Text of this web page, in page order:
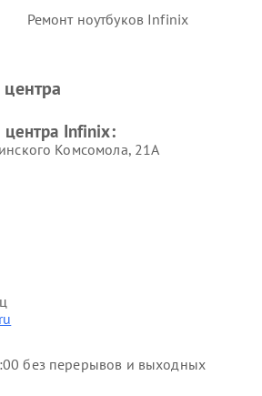
Ремонт ноутбуков Infinix
центра Infinix:
Комсомола, 21А
без перерывов и выходных